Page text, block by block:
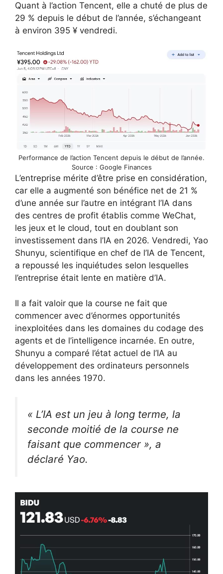
Quant à l’action Tencent, elle a chuté de plus de
29 % depuis le début de l’année, s’échangeant
à environ 395 ¥ vendredi.
Performance de l’action Tencent depuis le début de l’année.
Source : Google Finances
L’entreprise mérite d’être prise en considération,
car elle a augmenté son bénéfice net de 21 %
d’une année sur l’autre en intégrant l’IA dans
des centres de profit établis comme WeChat,
les jeux et le cloud, tout en doublant son
investissement dans l’IA en 2026. Vendredi, Yao
Shunyu, scientifique en chef de l’IA de Tencent,
a repoussé les inquiétudes selon lesquelles
l’entreprise était lente en matière d’IA.
Il a fait valoir que la course ne fait que
commencer avec d’énormes opportunités
inexploitées dans les domaines du codage des
agents et de l’intelligence incarnée. En outre,
Shunyu a comparé l’état actuel de l’IA au
développement des ordinateurs personnels
dans les années 1970.
« L’IA est un jeu à long terme, la
seconde moitié de la course ne
faisant que commencer », a
déclaré Yao.